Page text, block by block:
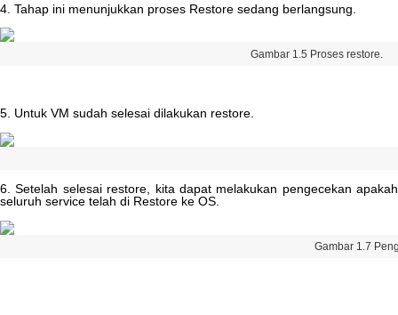
4 Tahap ini menunjukkan proses Restore sedang berlangsung
Gambar 1 5 Proses restore
5 Untuk VM sudah selesai dilakukan restore
6. Setelah selesai restore, kita dapat melakukan pengecekan apakah
seluruh service telah di Restore ke OS.
Gambar 1.7